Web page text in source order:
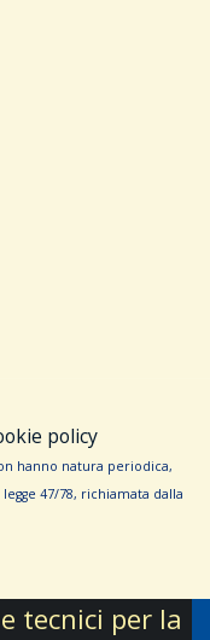
policy
hanno na­tura periodica,
47/78, richiamata dalla
tecnici per la